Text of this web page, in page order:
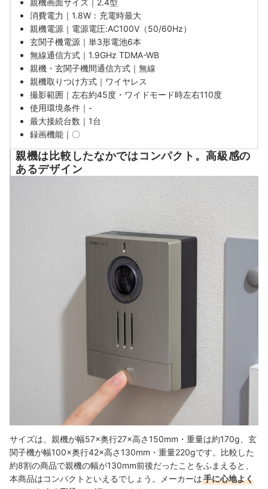
親機画面サイズ｜ 2.4型
消費電力｜1.8W：充電時最大
親機電源｜電源電圧:AC100V（50/60Hz）
玄関子機電源｜ 単3形電池6本
無線通信方式｜1.9GHz TDMA-WB
親機・玄関子機間通信方式｜無線
親機取りつけ方式｜ワイヤレス
撮影範囲｜左右約45度・ワイドモード時左右110度
使用環境条件｜-
最大接続台数｜1台
録画機能｜〇
親機は比較したなかではコンパクト。高級感の
あるデザイン
サイズは、親機が幅57×奥行27×高さ150mm・重量は約170g、玄
関子機が幅100×奥行42×高さ130mm・重量220gです。比較した
約8割の商品で親機の幅が130mm前後だったことをふまえると、
本商品はコンパクトといえるでしょう。メーカーは手に心地よく